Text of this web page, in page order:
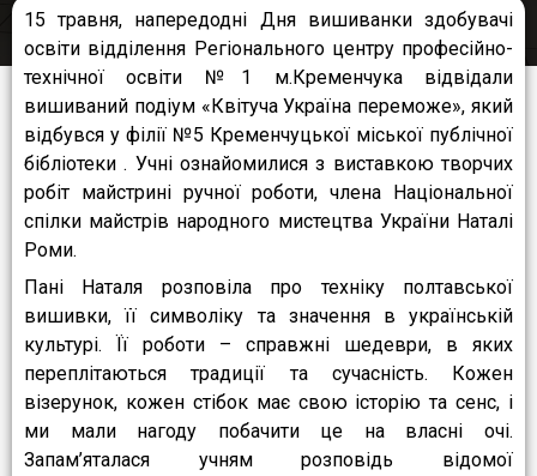
15 травня, напередодні Дня вишиванки здобувачі
освіти відділення Регіонального центру професійно-
технічної освіти №1 м.Кременчука відвідали
вишиваний подіум «Квітуча Україна переможе», який
відбувся у філії №5 Кременчуцької міської публічної
бібліотеки . Учні ознайомилися з виставкою творчих
робіт майстрині ручної роботи, члена Національної
спілки майстрів народного мистецтва України Наталі
Роми.
Пані Наталя розповіла про техніку полтавської
вишивки, її символіку та значення в українській
культурі. Її роботи – справжні шедеври, в яких
переплітаються традиції та сучасність. Кожен
візерунок, кожен стібок має свою історію та сенс, і
ми мали нагоду побачити це на власні очі.
Запам’яталася учням розповідь відомої